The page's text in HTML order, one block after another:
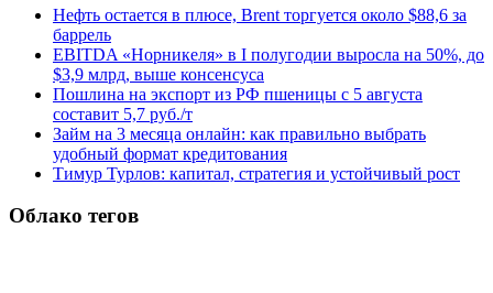
Нефть остается в плюсе, Brent торгуется около $88,6 за
баррель
EBITDA «Норникеля» в I полугодии выросла на 50%, до
$3,9 млрд, выше консенсуса
Пошлина на экспорт из РФ пшеницы с 5 августа
составит 5,7 руб./т
Займ на 3 месяца онлайн: как правильно выбрать
удобный формат кредитования
Тимур Турлов: капитал, стратегия и устойчивый рост
Облако тегов